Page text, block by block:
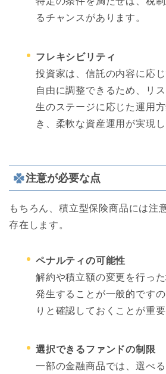
るチャンスがあります。
フレキシビリティ
投資家は、信託の内容に応
自由に調整できるため、リ
生のステージに応じた運用
き、柔軟な資産運用が実現し
注意が必要な点
もちろん、積立型保険商品には注
存在します。
ペナルティの可能性
解約や積立額の変更を行っ
発生することが一般的です
りと確認しておくことが重要
選択できるファンドの制限
一部の金融商品では、選べ